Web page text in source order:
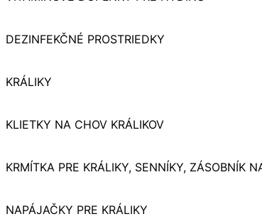
DEZINFEKČNÉ PROSTRIEDKY
KRÁLIKY
KLIETKY NA CHOV KRÁLIKOV
KRMÍTKA PRE KRÁLIKY, SENNÍKY, ZÁSOBNÍK
NAPÁJAČKY PRE KRÁLIKY